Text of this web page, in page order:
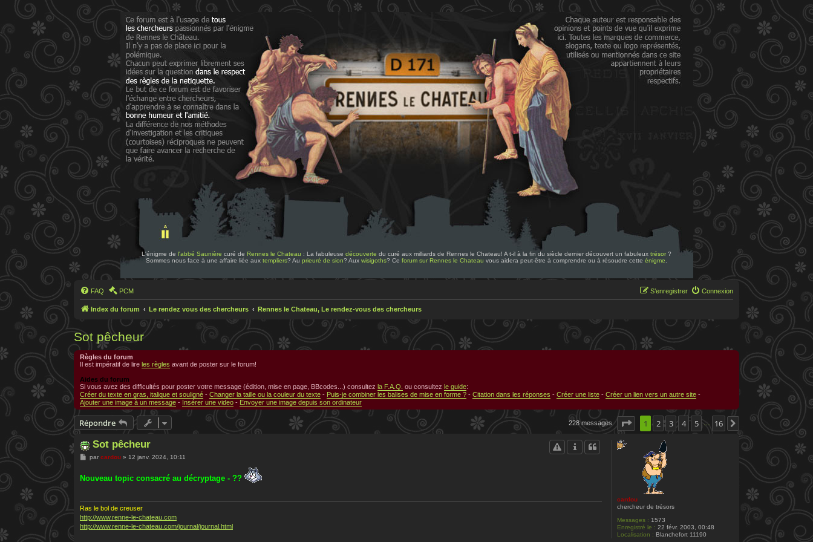
L'énigme de l'abbé Saunière curé de Rennes le Chateau : La fabuleuse découverte du curé aux milliards de Rennes le Chateau! A t-il à la fin du siècle dernier découvert un fabuleux trésor ?
Sommes nous face à une affaire liée aux templiers? Au prieuré de sion? Aux wisigoths? Ce forum sur Rennes le Chateau vous aidera peut-être à comprendre ou à résoudre cette énigme
FAQ PCM Connexion
S’enregistrer
Index du forum Le rendez vous des chercheurs Rennes le Chateau, Le rendez-vous des chercheurs
Sot pêcheur
Règles du forum
Il est impératif de lire les règles avant de poster sur le forum!
Aides du forum
Si vous avez des difficultés pour poster votre message (édition, mise en page, BBcodes...) consultez la F.A.Q. ou consultez le guide:
Créer du texte en gras, italique et souligné - Changer la taille ou la couleur du texte - Puis-je combiner les balises de mise en forme ? - Citation dans les réponses - Créer une liste - Créer un lien vers un autre site -
Ajouter une image à un message - Insérer une video - Envoyer une image depuis son ordinateur
Répondre 228 messages Page 1 sur16
1 2 3 4 5 … 16 Suivante
cardou
chercheur de trésors
Messages : 1573
Enregistré le : 22 févr. 2003, 00:48
Localisation : Blanchefort 11190
Sot pêcheur
M
s
par cardou» 12 janv. 2024, 10:11
Nouveau topic consacré au décryptage - ??
Ras le bol de creuser
http://www.renne-le-chateau.com
http://www.renne-le-chateau.com/journal/journal.html